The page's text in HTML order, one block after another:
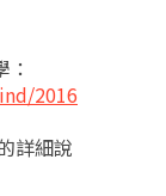
2016
詳細說